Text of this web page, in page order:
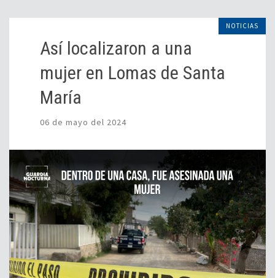
NOTICIAS
Así localizaron a una
mujer en Lomas de Santa
María
06 de mayo del 2024